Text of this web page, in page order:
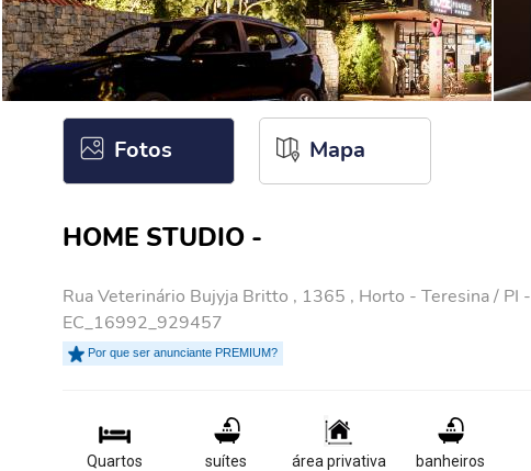
Fotos Mapa
HOME STUDIO -
Rua Veterinário Bujyja Britto , 1365 , Horto - Teresina / PI -
EC_16992_929457
Por que ser anunciante PREMIUM?
Quartos suítes área privativa
banheiros